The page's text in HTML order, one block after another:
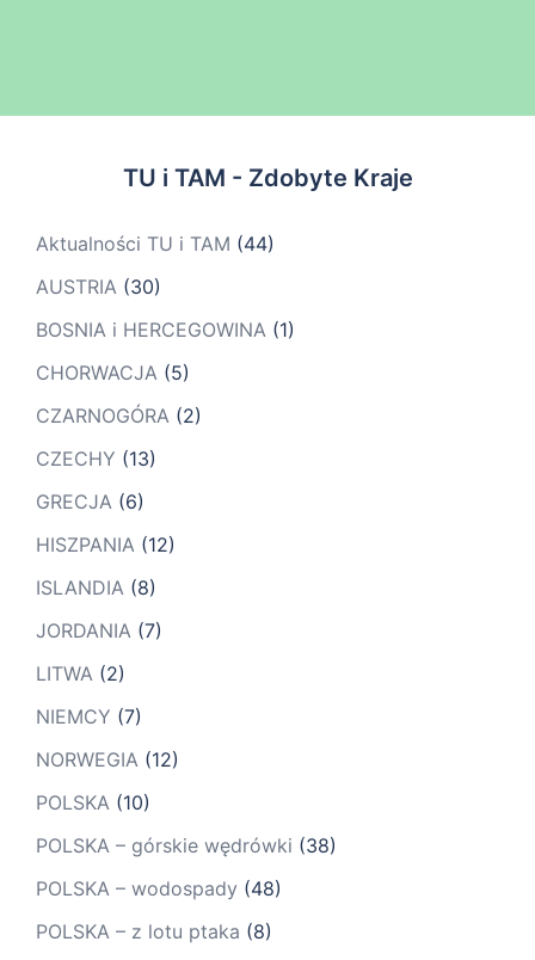
TU i TAM - Zdobyte Kraje
Aktualności TU i TAM (44)
AUSTRIA (30)
BOSNIA i HERCEGOWINA (1)
CHORWACJA (5)
CZARNOGÓRA (2)
CZECHY (13)
GRECJA (6)
HISZPANIA (12)
ISLANDIA (8)
JORDANIA (7)
LITWA (2)
NIEMCY (7)
NORWEGIA (12)
POLSKA (10)
POLSKA – górskie wędrówki (38)
POLSKA – wodospady (48)
POLSKA – z lotu ptaka (8)